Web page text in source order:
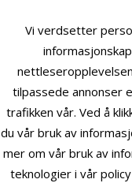
Vi verdsetter
tilpassede annonser
trafikken vår. Ved å
du vår bruk av
mer om vår bruk av
teknologier i vår